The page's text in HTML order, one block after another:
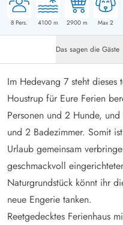
8 Pers. 4100 m 2900m Max 2
Das sagen die Gäste
Im Hedevang 7 steht dieses
Houstrup für Eure Ferien
Personen und 2 Hunde,
und 2 Badezimmer. Somit
Urlaub gemeinsam
geschmackvoll
Naturgrundstück könnt ihr
neue Engerie tanken.
Reetgedecktes Ferienhaus